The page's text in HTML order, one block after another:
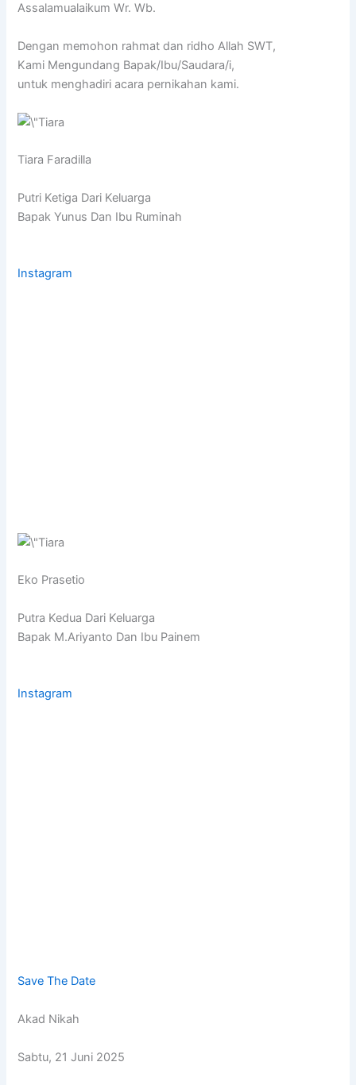
Assalamualaikum Wr. Wb.
Dengan memohon rahmat dan ridho Allah SWT,
Kami Mengundang Bapak/Ibu/Saudara/i,
untuk menghadiri acara pernikahan kami.
Tiara Faradilla
Putri Ketiga Dari Keluarga
Bapak Yunus Dan Ibu Ruminah
Instagram
Eko Prasetio
Putra Kedua Dari Keluarga
Bapak M.Ariyanto Dan Ibu Painem
Instagram
Save The Date
Akad Nikah
Sabtu, 21 Juni 2025